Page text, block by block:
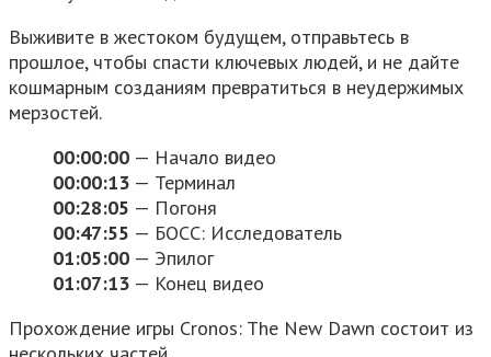
Выживите в жестоком будущем, отправьтесь в
прошлое, чтобы спасти ключевых людей, и не дайте
кошмарным созданиям превратиться в неудержимых
мерзостей.
00:00:00​ — Начало видео
00:00:13 — Терминал
00:28:05 — Погоня
00:47:55 — БОСС: Исследователь
01:05:00 — Эпилог
01:07:13 — Конец видео
Прохождение игры Cronos: The New Dawn состоит из